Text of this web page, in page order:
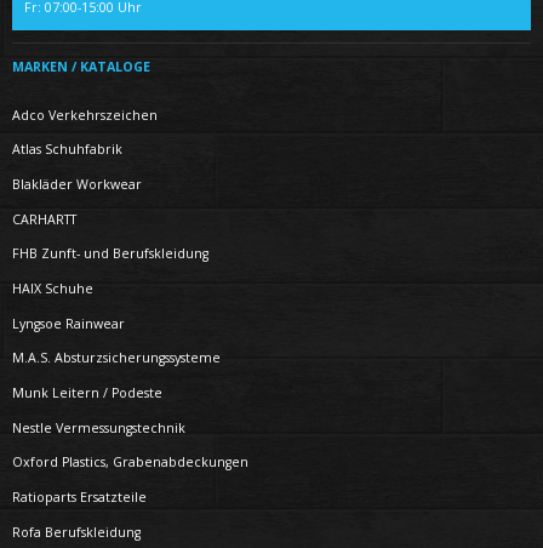
Fr: 07:00-15:00 Uhr
MARKEN / KATALOGE
Adco Verkehrszeichen
Atlas Schuhfabrik
Blakläder Workwear
CARHARTT
FHB Zunft- und Berufskleidung
HAIX Schuhe
Lyngsoe Rainwear
M.A.S. Absturzsicherungssysteme
Munk Leitern / Podeste
Nestle Vermessungstechnik
Oxford Plastics, Grabenabdeckungen
Ratioparts Ersatzteile
Rofa Berufskleidung